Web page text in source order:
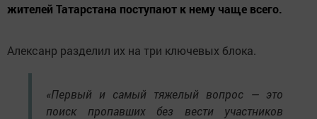
жителей Татарстана поступают к нему чаще всего.
Алексанр разделил их на три ключевых блока.
«Первый и самый тяжелый вопрос — это
поиск пропавших без вести участников